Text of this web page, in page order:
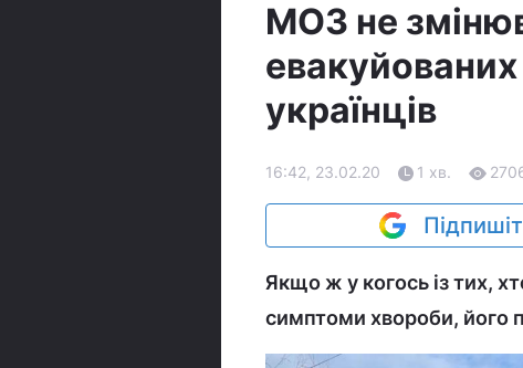
МОЗ не
українців
16:42, 23.02.20 1 хв.
Якщо ж у когось із тих,
симптоми хвороби, його